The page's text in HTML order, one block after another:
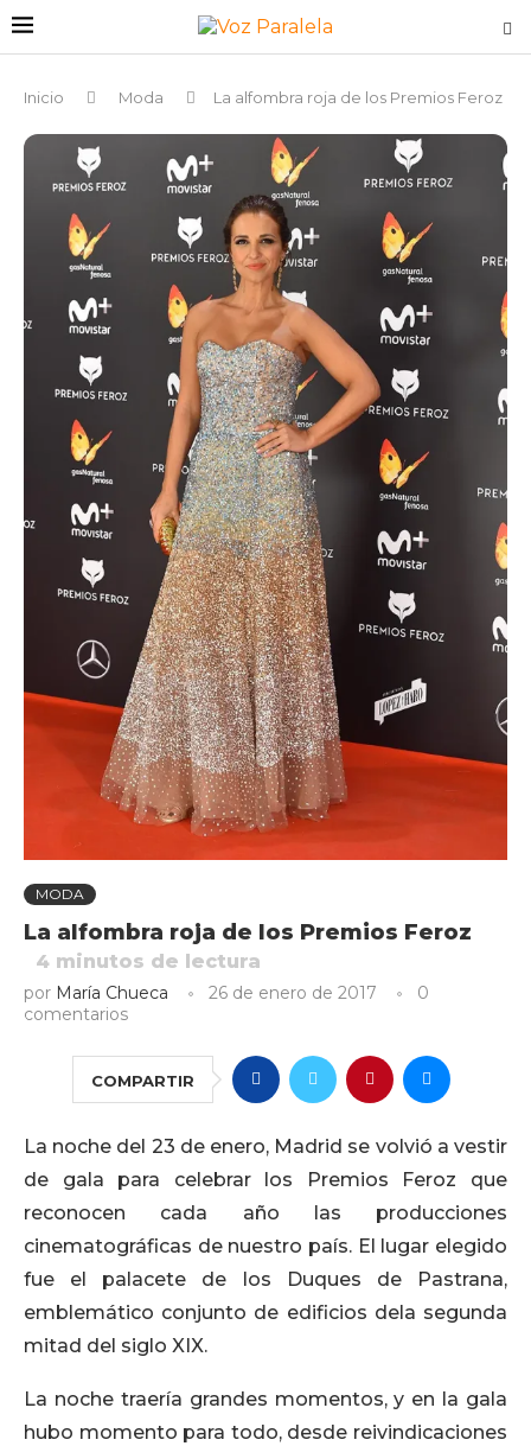
Inicio Moda La alfombra roja de los Premios Feroz
MODA
La alfombra roja de los Premios Feroz
4 minutos de lectura
por María Chueca 26 de enero de 2017
0
comentarios
COMPARTIR
La noche del 23 de enero, Madrid se volvió a vestir
de gala para celebrar los Premios Feroz que
reconocen cada año las producciones
cinematográficas de nuestro país. El lugar elegido
fue el palacete de los Duques de Pastrana,
emblemático conjunto de edificios dela segunda
mitad del siglo XIX.
La noche traería grandes momentos, y en la gala
hubo momento para todo, desde reivindicaciones